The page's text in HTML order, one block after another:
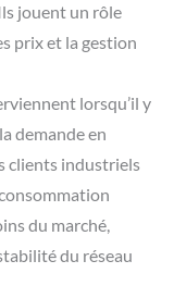
jouent un rôle
prix et la gestion
lorsqu’il y
demande en
clients industriels
du marché,
du réseau